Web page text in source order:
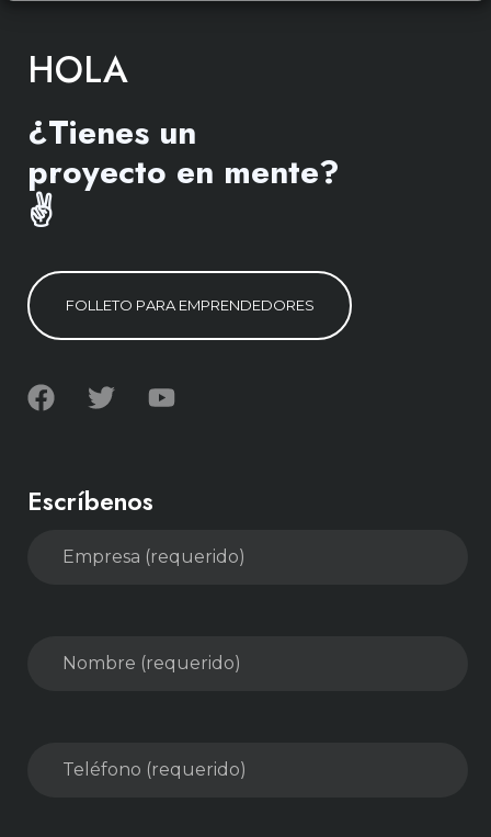
HOLA
¿Tienes un
proyecto en mente?
✌️
FOL L ETO PARA EMPRENDEDORES
Escríbenos